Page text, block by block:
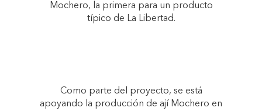
Mochero, la primera para un producto
típico de La Libertad.
Como parte del proyecto, se está
apoyando la producción de ají Mochero en